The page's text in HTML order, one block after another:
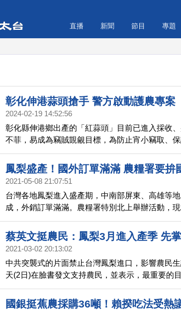
直播 新聞 節目 專題
彰化伸港蒜頭搶手 警方啟動護農專案
2024-02-19 14:52:56
彰化縣伸港鄉出產的「紅蒜頭」目前已進入採收
不菲，易成為竊賊覬覦目標，為防止宵小竊取、
美警察分局從今天（19日）起啟動「護農專案」
護農民辛勞耕作的成果。
鳳梨盛產！國外訂單滿滿 農糧署要拚
2021-05-08 21:07:51
台灣各地鳳梨進入盛產期，中南部屏東、高雄等
成，外銷訂單滿滿。農糧署特別北上舉辦活動，
鳳梨料理，希望吸引民眾以新台幣，下架台灣鳳
蔡英文挺農民：鳳梨3月進入產季 先
2021-03-02 20:13:02
中共突襲式的片面禁止台灣鳳梨進口，影響農民
天(2日)在臉書發文支持農民，並表示，最重要的
民朋友的收入。
國銀挺蕉農採購36噸！賴揆吃法受熱